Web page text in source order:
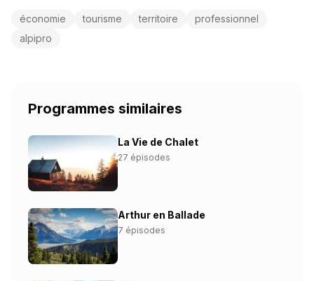
économie tourisme territoire
professionnel
alpipro
Programmes similaires
La Vie de Chalet
27 épisodes
Arthur en Ballade
7 épisodes